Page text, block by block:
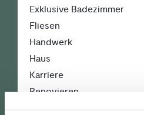
Exklusive Badezimmer
Fliesen
Handwerk
Haus
Karriere
Renovieren
Schöne Badezimmer